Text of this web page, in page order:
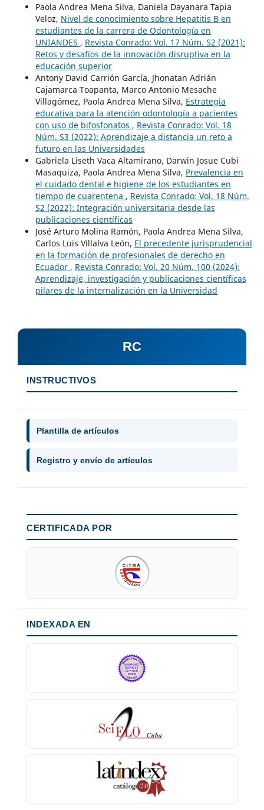
Paola Andrea Mena Silva, Daniela Dayanara Tapia
Veloz, Nivel de conocimiento sobre Hepatitis B en
estudiantes de la carrera de Odontología en
UNIANDES , Revista Conrado: Vol. 17 Núm. S2 (2021):
Retos y desafíos de la innovación disruptiva en la
educación superior
Antony David Carrión García, Jhonatan Adrián
Cajamarca Toapanta, Marco Antonio Mesache
Villagómez, Paola Andrea Mena Silva, Estrategia
educativa para la atención odontología a pacientes
con uso de bifosfonatos , Revista Conrado: Vol. 18
Núm. S3 (2022): Aprendizaje a distancia un reto a
futuro en las Universidades
Gabriela Liseth Vaca Altamirano, Darwin Josue Cubi
Masaquiza, Paola Andrea Mena Silva, Prevalencia en
el cuidado dental e higiene de los estudiantes en
tiempo de cuarentena , Revista Conrado: Vol. 18 Núm.
S2 (2022): Integración universitaria desde las
publicaciones científicas
José Arturo Molina Ramón, Paola Andrea Mena Silva,
Carlos Luis Villalva León, El precedente jurisprudencial
en la formación de profesionales de derecho en
Ecuador , Revista Conrado: Vol. 20 Núm. 100 (2024):
Aprendizaje, investigación y publicaciones científicas
pilares de la internalización en la Universidad
RC
INSTRUCTIVOS
Plantilla de artículos
Registro y envío de artículos
CERTIFICADA POR
INDEXADA EN